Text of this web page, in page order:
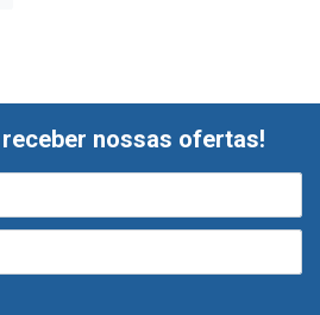
nossas ofertas!